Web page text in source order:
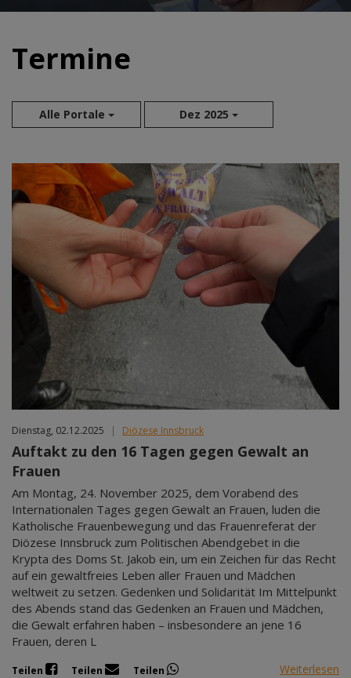
Termine
Alle Portale Dez 2025
Aug 2026
Sep 2026
Okt 2026
Nov 2026
Dez 2026
Jan 2027
Feb 2027
Mär 2027
Jul 2027
Dienstag, 02.12.2025 | Diözese Innsbruck
Auftakt zu den 16 Tagen gegen Gewalt an
Frauen
Am Montag, 24. November 2025, dem Vorabend des
Internationalen Tages gegen Gewalt an Frauen, luden die
Katholische Frauenbewegung und das Frauenreferat der
Diözese Innsbruck zum Politischen Abendgebet in die
Krypta des Doms St. Jakob ein, um ein Zeichen für das Recht
auf ein gewaltfreies Leben aller Frauen und Mädchen
weltweit zu setzen. Gedenken und Solidarität Im Mittelpunkt
des Abends stand das Gedenken an Frauen und Mädchen,
die Gewalt erfahren haben – insbesondere an jene 16
Frauen, deren L
Teilen Teilen Teilen Weiterlesen